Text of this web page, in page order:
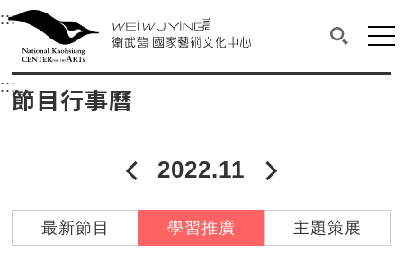
衛武營國家藝術文化中心
中央內容區塊，為本頁主要內容區。
:::選單連結區塊，此區塊列有本網站主要連結。
衛武營國家藝術文化中心
搜尋(開
網
:::中央內容區塊，為本頁主要內容區。
節目行事曆
2022年10月
2022.11
最新節目 學習推廣 主題策展